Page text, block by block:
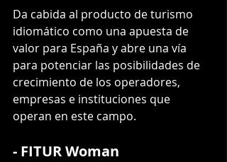
Da cabida al producto de turismo
idiomático como una apuesta de
valor para España y abre una vía
para potenciar las posibilidades de
crecimiento de los operadores,
empresas e instituciones que
operan en este campo.
- FITUR Woman